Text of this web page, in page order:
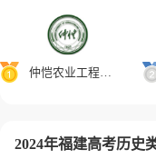
仲恺农业工程学院
2024年福建高考历史